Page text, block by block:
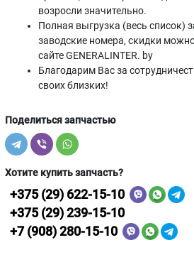
возросли значительно.
Полная выгрузка (весь список)
заводские номера, скидки
сайте GENERALINTER. by
Благодарим Вас за
своих близких!
Поделиться запчастью
Хотите купить запчасть?
+375 (29) 622-15-10
+375 (29) 239-15-10
+7 (908) 280-15-10